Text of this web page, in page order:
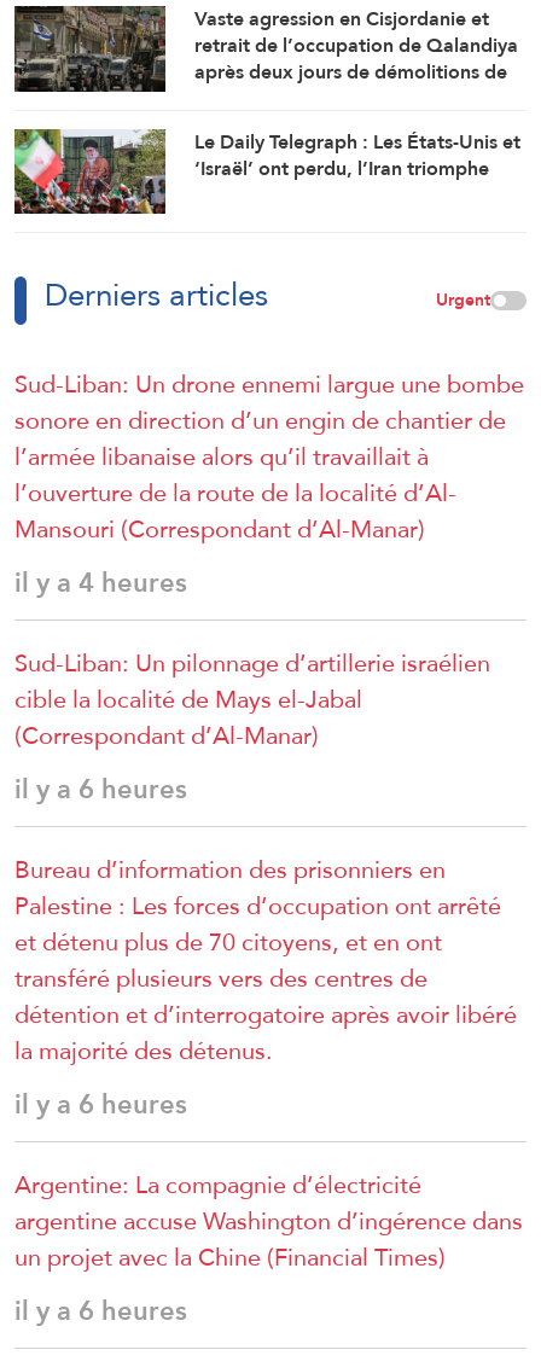
Vaste agression en Cisjordanie et
retrait de l’occupation de Qalandiya
après deux jours de démolitions de
Le Daily Telegraph : Les États-Unis et
‘Israël’ ont perdu, l’Iran triomphe
Derniers articles Urgent
Sud-Liban: Un drone ennemi largue une bombe
sonore en direction d’un engin de chantier de
l’armée libanaise alors qu’il travaillait à
l’ouverture de la route de la localité d’Al-
Mansouri (Correspondant d’Al-Manar)
il y a 4 heures
Sud-Liban: Un pilonnage d’artillerie israélien
cible la localité de Mays el-Jabal
(Correspondant d’Al-Manar)
il y a 6 heures
Bureau d’information des prisonniers en
Palestine : Les forces d’occupation ont arrêté
et détenu plus de 70 citoyens, et en ont
transféré plusieurs vers des centres de
détention et d’interrogatoire après avoir libéré
la majorité des détenus.
il y a 6 heures
Argentine: La compagnie d’électricité
argentine accuse Washington d’ingérence dans
un projet avec la Chine (Financial Times)
il y a 6 heures